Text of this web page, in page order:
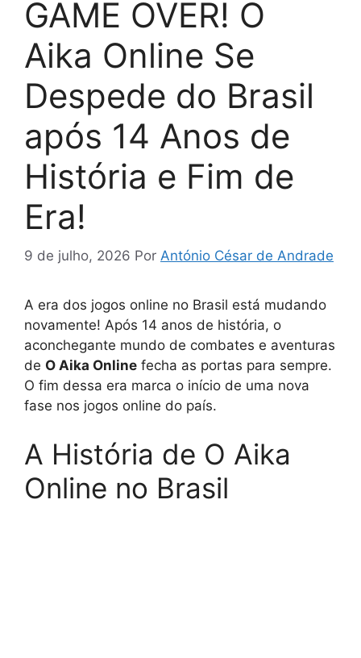
GAME OVER! O
Aika Online Se
Despede do Brasil
após 14 Anos de
História e Fim de
Era!
9 de julho, 2026 Por António César de Andrade
A era dos jogos online no Brasil está mudando
novamente! Após 14 anos de história, o
aconchegante mundo de combates e aventuras
de O Aika Online fecha as portas para sempre.
O fim dessa era marca o início de uma nova
fase nos jogos online do país.
A História de O Aika
Online no Brasil